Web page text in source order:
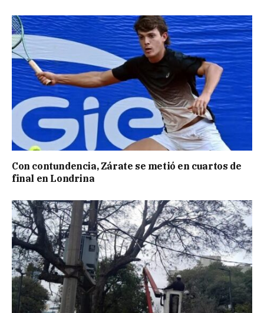
Con contundencia, Zárate se metió en cuartos de
final en Londrina